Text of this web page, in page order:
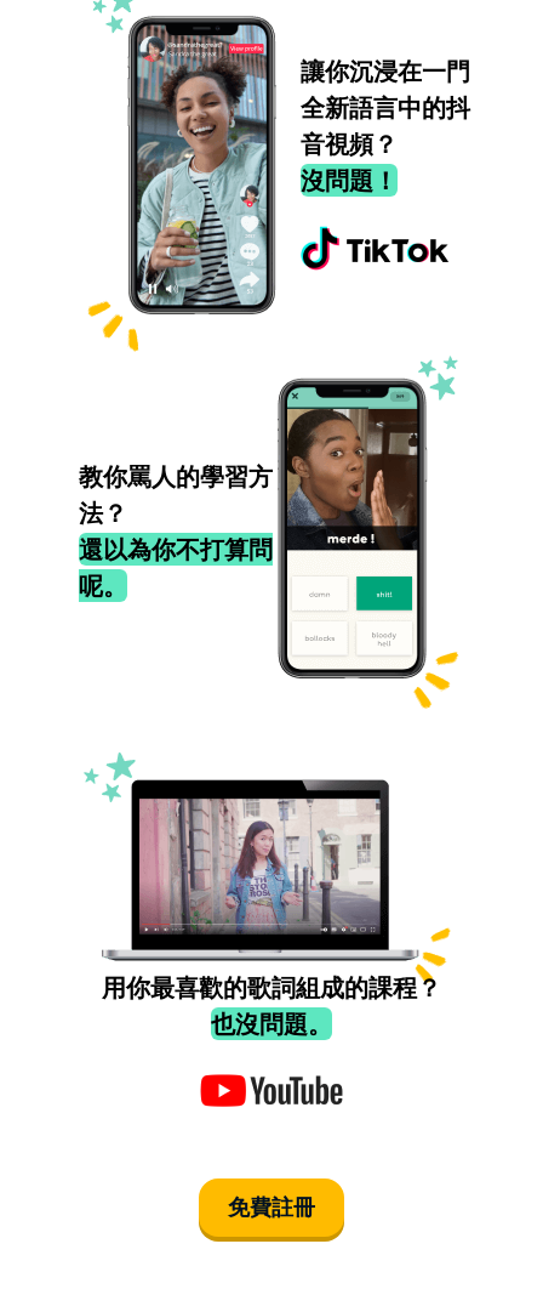
讓你沉浸在一門
全新語言中的抖
音視頻？
沒問題！
教你罵人的學習方
法？
還以為你不打算問
呢。
用你最喜歡的歌詞組成的課程？
也沒問題。
免費註冊